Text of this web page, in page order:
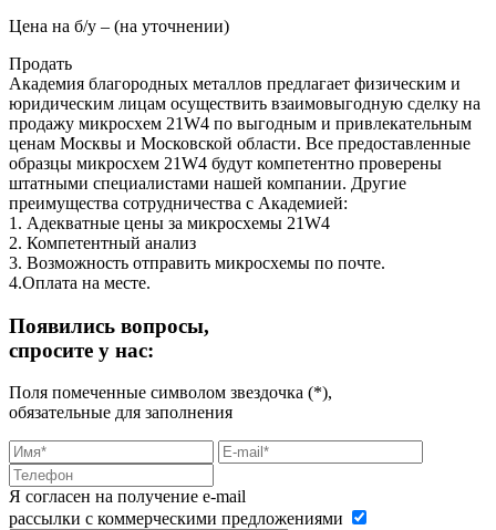
Цена на б/у – (на уточнении)
Продать
Академия благородных металлов предлагает физическим и
юридическим лицам осуществить взаимовыгодную сделку на
продажу микросхем 21W4 по выгодным и привлекательным
ценам Москвы и Московской области. Все предоставленные
образцы микросхем 21W4 будут компетентно проверены
штатными специалистами нашей компании. Другие
преимущества сотрудничества с Академией:
1. Адекватные цены за микросхемы 21W4
2. Компетентный анализ
3. Возможность отправить микросхемы по почте.
4.Оплата на месте.
Появились вопросы,
спросите у нас:
Поля помеченные символом звездочка (*),
обязательные для заполнения
Я согласен на получение e-mail
рассылки с коммерческими предложениями